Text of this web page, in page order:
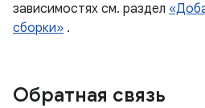
зависимостях см. раздел
сборки» .
Обратная связь